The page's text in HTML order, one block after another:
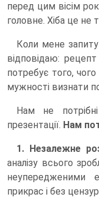
перед цим вісім
головне. Хіба це не
Коли мене
відповідаю:
потребує того,
мужності визнати
Нам не
презентації. Нам
1. Незалежне
аналізу всього
неупередженими
прикрас і без